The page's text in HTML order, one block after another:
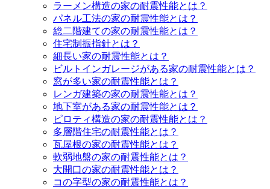
ラーメン構造の家の耐震性能とは？
パネル工法の家の耐震性能とは？
総二階建ての家の耐震性能とは？
住宅制振指針とは？
細長い家の耐震性能とは？
ビルトインガレージがある家の耐震性能とは？
窓が多い家の耐震性能とは？
レンガ建築の家の耐震性能とは？
地下室がある家の耐震性能とは？
ピロティ構造の家の耐震性能とは？
多層階住宅の耐震性能とは？
瓦屋根の家の耐震性能とは？
軟弱地盤の家の耐震性能とは？
大開口の家の耐震性能とは？
コの字型の家の耐震性能とは？